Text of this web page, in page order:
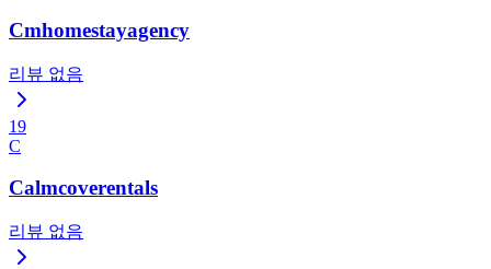
Cmhomestayagency
리뷰 없음
19
C
Calmcoverentals
리뷰 없음